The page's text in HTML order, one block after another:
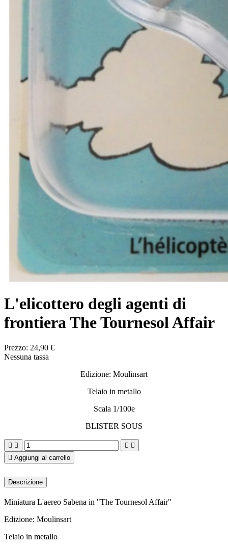
L'elicottero degli agenti di
frontiera The Tournesol Affair
Prezzo: 24,90 €
Nessuna tassa
Edizione: Moulinsart
Telaio in metallo
Scala 1/100e
BLISTER SOUS
   
 Aggiungi al carrello
Descrizione
Miniatura L'aereo Sabena in "The Tournesol Affair"
Edizione: Moulinsart
Telaio in metallo